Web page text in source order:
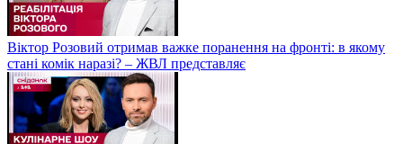
Віктор Розовий отримав важке поранення на фронті: в якому
стані комік наразі? – ЖВЛ представляє